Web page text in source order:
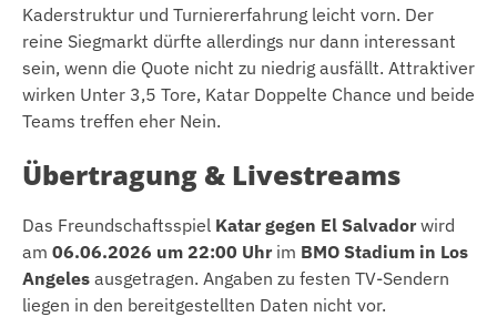
Kaderstruktur und Turniererfahrung leicht vorn. Der
reine Siegmarkt dürfte allerdings nur dann interessant
sein, wenn die Quote nicht zu niedrig ausfällt. Attraktiver
wirken Unter 3,5 Tore, Katar Doppelte Chance und beide
Teams treffen eher Nein.
Übertragung & Livestreams
Das Freundschaftsspiel Katar gegen El Salvador wird
am 06.06.2026 um 22:00 Uhr im BMO Stadium in Los
Angeles ausgetragen. Angaben zu festen TV-Sendern
liegen in den bereitgestellten Daten nicht vor.